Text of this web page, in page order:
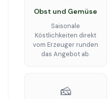
Obst und Gemüse
Saisonale
Köstlichkeiten direkt
vom Erzeuger runden
das Angebot ab.
🧀